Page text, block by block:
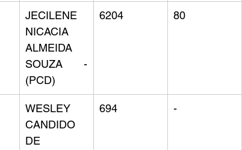
JECILENE
NICACIA
ALMEIDA
SOUZA -
(PCD)
6204 80
WESLEY
CANDIDO
DE
694 -